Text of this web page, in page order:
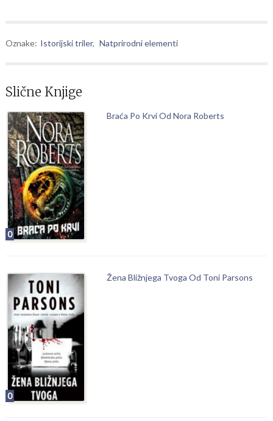
Oznake: Istorijski triler, Natprirodni elementi
Slične Knjige
0
Braća Po Krvi Od Nora Roberts
0
Žena Bližnjega Tvoga Od Toni Parsons